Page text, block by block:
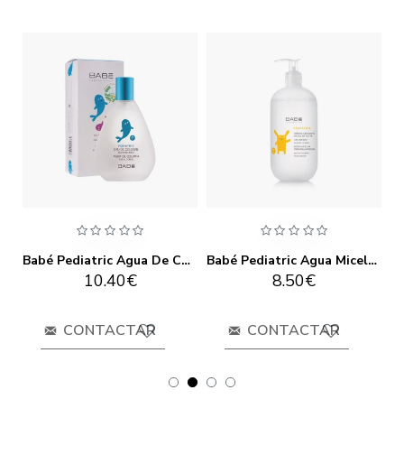
Babé Pediatric Agua De Colonia 100ml
10.40€
CONTACTAR
Babé Pediatric Agua Micelar 500ml
8.50€
CONTACTAR